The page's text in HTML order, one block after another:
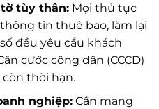
tùy thân:Mọi thủ tục
tin thuê bao, làm lại
đều yêu cầu khách
cước công dân (CCCD)
thời hạn.
nghiệp:Cần mang